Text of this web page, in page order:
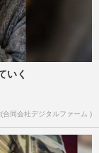
いく
合同会社デジタルファーム )